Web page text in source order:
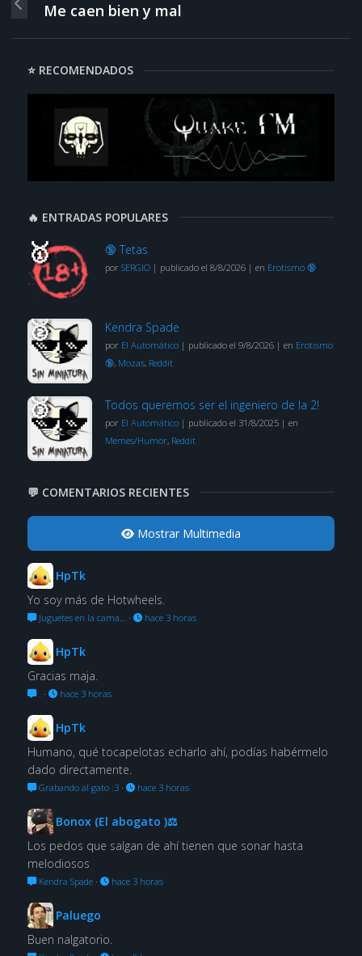
Me caen bien y mal
⭐ RECOMENDADOS
🔥 ENTRADAS POPULARES
🔞 Tetas
por SERGIO| publicado el 8/8/2026| en Erotismo 🔞
Kendra Spade
por El Automático| publicado el 9/8/2026| en Erotismo
🔞, Mozas, Reddit
Todos queremos ser el ingeniero de la 2!
por El Automático| publicado el 31/8/2025| en
Memes/Humor, Reddit
💬 COMENTARIOS RECIENTES
Mostrar Multimedia
HpTk
Yo soy más de Hotwheels.
Juguetes en la cama… · hace 3 horas
HpTk
Gracias maja.
. · hace 3 horas
HpTk
Humano, qué tocapelotas echarlo ahí, podías habérmelo
dado directamente.
Grabando al gato :3· hace 3 horas
Bonox (El abogato )⚖
Los pedos que salgan de ahí tienen que sonar hasta
melodiosos
Kendra Spade· hace 3 horas
Paluego
Buen nalgatorio.